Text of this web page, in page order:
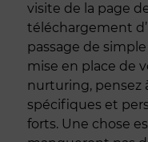
visite de la page
téléchargement
passage de
mise en place de
nurturing, pensez
spécifiques et
forts. Une chose